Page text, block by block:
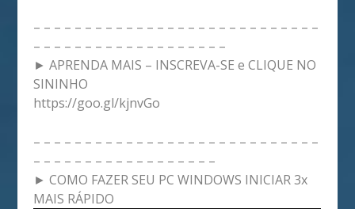
– – – – – – – – – – – – – – – – – – – – – – – – – – – –
– – – – – – – – – – – – – – – – – – –
► APRENDA MAIS – INSCREVA-SE e CLIQUE NO
SININHO
https://goo.gl/kjnvGo
– – – – – – – – – – – – – – – – – – – – – – – – – – – –
– – – – – – – – – – – – – – – – – –
► COMO FAZER SEU PC WINDOWS INICIAR 3x
MAIS RÁPIDO